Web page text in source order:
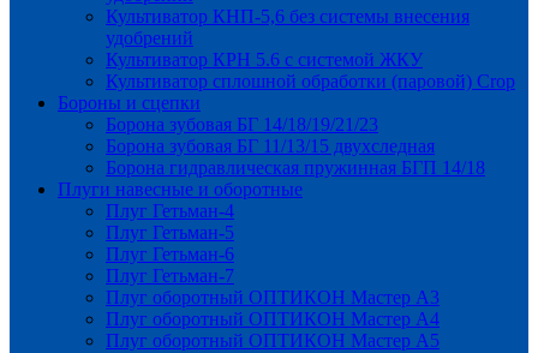
Культиватор КНП-5,6 без системы внесения
удобрений
Культиватор КРН 5.6 с системой ЖКУ
Культиватор сплошной обработки (паровой) Crop
Бороны и сцепки
Борона зубовая БГ 14/18/19/21/23
Борона зубовая БГ 11/13/15 двухследная
Борона гидравлическая пружинная БГП 14/18
Плуги навесные и оборотные
Плуг Гетьман-4
Плуг Гетьман-5
Плуг Гетьман-6
Плуг Гетьман-7
Плуг оборотный ОПТИКОН Мастер А3
Плуг оборотный ОПТИКОН Мастер А4
Плуг оборотный ОПТИКОН Мастер А5